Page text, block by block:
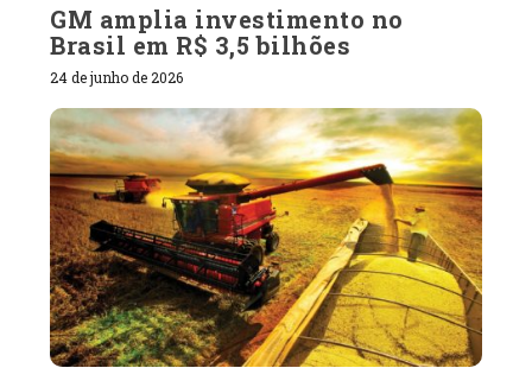
GM amplia investimento no
Brasil em R$ 3,5 bilhões
24 de junho de 2026